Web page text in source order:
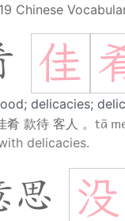
Chinese
佳
delicacies;
款待 客人 。 tā
delicacies.
思 没